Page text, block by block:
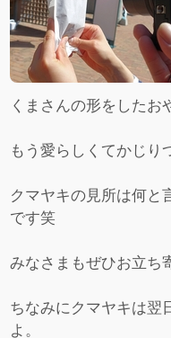
くまさんの形をしたお
もう愛らしくてかじり
クマヤキの見所は何と
です笑
みなさまもぜひお立ち
ちなみにクマヤキは翌
よ。